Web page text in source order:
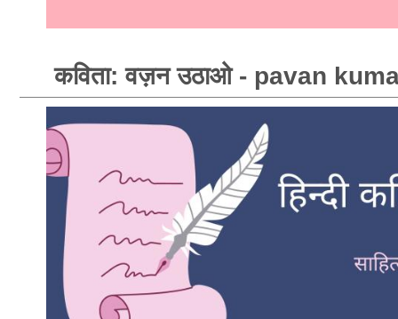
कविता: वज़न उठाओ - pavan